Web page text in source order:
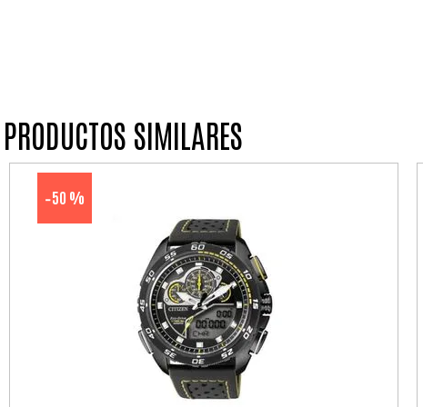
PRODUCTOS SIMILARES
-50 %